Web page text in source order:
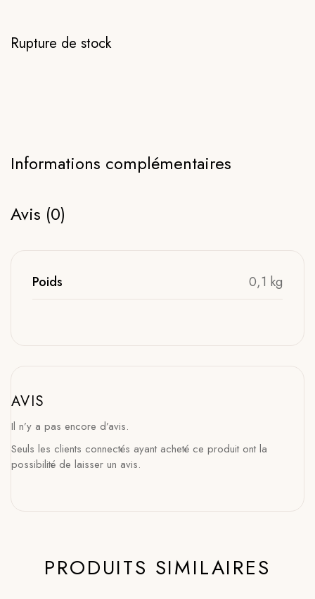
Rupture de stock
Informations complémentaires
Avis (0)
Poids 0,1 kg
AVIS
Il n’y a pas encore d’avis.
Seuls les clients connectés ayant acheté ce produit ont la
possibilité de laisser un avis.
PRODUITS SIMILAIRES